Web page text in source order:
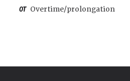
OT Overtime/prolongation